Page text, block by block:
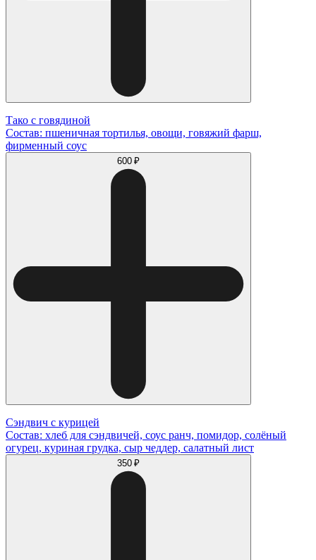
Тако с говядиной
Состав: пшеничная тортилья, овощи, говяжий фарш,
фирменный соус
600 ₽
Сэндвич с курицей
Состав: хлеб для сэндвичей, соус ранч, помидор, солёный
огурец, куриная грудка, сыр чеддер, салатный лист
350 ₽